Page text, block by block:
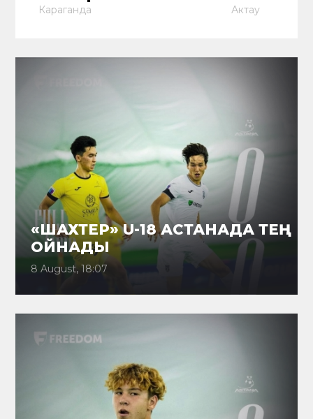
Караганда Актау
«ШАХТЕР» U-18 АСТАНАДА ТЕҢ
ОЙНАДЫ
8 August, 18:07